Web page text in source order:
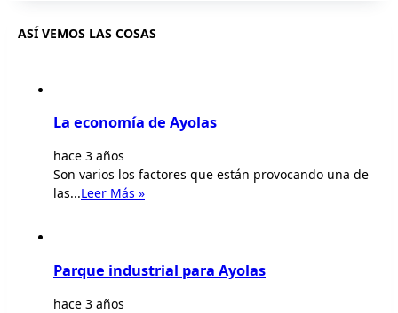
ASÍ VEMOS LAS COSAS
La economía de Ayolas
hace 3 años
Son varios los factores que están provocando una de
las...Leer Más »
Parque industrial para Ayolas
hace 3 años